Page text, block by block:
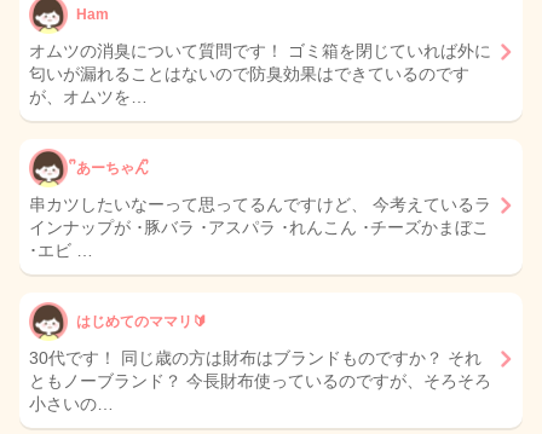
Ham
オムツの消臭について質問です！ ゴミ箱を閉じていれば外に
匂いが漏れることはないので防臭効果はできているのです
が、オムツを…
ᩚあーちゃんᩚ
串カツしたいなーって思ってるんですけど、 今考えているラ
インナップが ･豚バラ ･アスパラ ･れんこん ･チーズかまぼこ
･エビ …
はじめてのママリ🔰
30代です！ 同じ歳の方は財布はブランドものですか？ それ
ともノーブランド？ 今長財布使っているのですが、そろそろ
小さいの…